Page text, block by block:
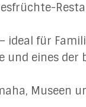
ideal für
und eines
Museen